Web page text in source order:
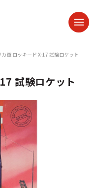
カ軍 ロッキード X-17 試験ロケット
試験ロケット